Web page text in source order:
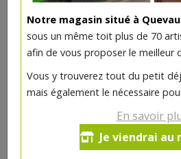
Notre magasin situé à
sous un même toit plus de 70
afin de vous proposer le meilleur
Vous y trouverez tout du petit
mais également le nécessaire
En savoir
Je viendrai au
Pizza Collines
Base crème, mozzarella,